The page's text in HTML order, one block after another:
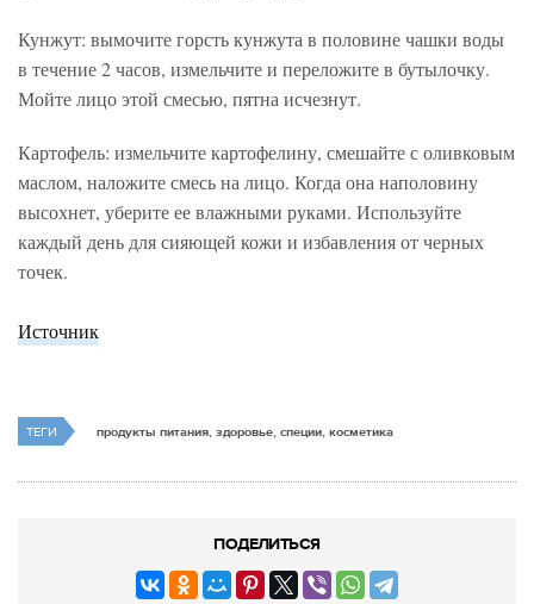
Кунжут: вымочите горсть кунжута в половине чашки воды
в течение 2 часов, измельчите и переложите в бутылочку.
Мойте лицо этой смесью, пятна исчезнут.
Картофель: измельчите картофелину, смешайте с оливковым
маслом, наложите смесь на лицо. Когда она наполовину
высохнет, уберите ее влажными руками. Используйте
каждый день для сияющей кожи и избавления от черных
точек.
Источник
ТЕГИ продукты питания, здоровье, специи, косметика
ПОДЕЛИТЬСЯ